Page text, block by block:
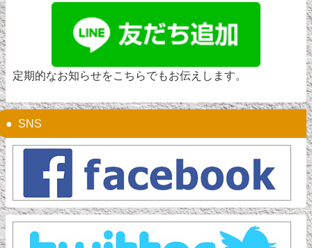
定期的なお知らせをこちらでもお伝えします。
SNS